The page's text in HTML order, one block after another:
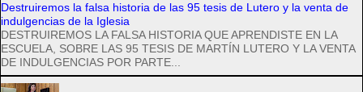
Destruiremos la falsa historia de las 95 tesis de Lutero y la venta de
indulgencias de la Iglesia
DESTRUIREMOS LA FALSA HISTORIA QUE APRENDISTE EN LA
ESCUELA, SOBRE LAS 95 TESIS DE MARTÍN LUTERO Y LA VENTA
DE INDULGENCIAS POR PARTE...